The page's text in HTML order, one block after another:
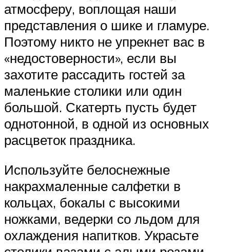
атмосферу, воплощая наши
представления о шике и гламуре.
Поэтому никто не упрекнет вас в
«недостоверности», если вы
захотите рассадить гостей за
маленькие столики или один
большой. Скатерть пусть будет
однотонной, в одной из основных
расцветок праздника.
Используйте белоснежные
накрахмаленные салфетки в
кольцах, бокалы с высокими
ножками, ведерки со льдом для
охлаждения напитков. Украсьте